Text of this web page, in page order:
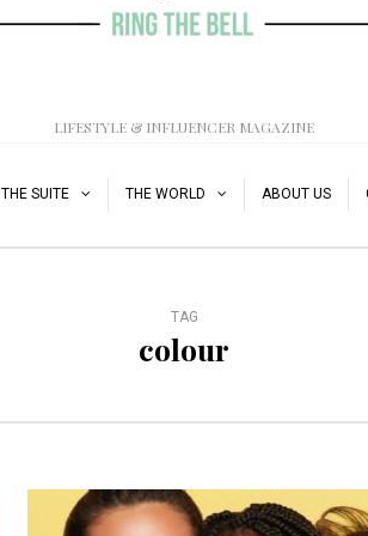
LIFESTYLE & INFLUENCER MAGAZINE
THE SUITE THE WORLD ABOUT US
TAG
colour